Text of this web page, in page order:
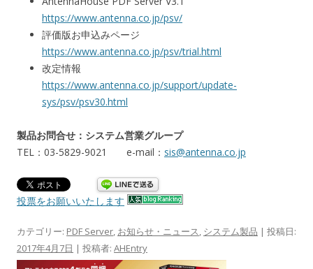
https://www.antenna.co.jp/psv/
評価版お申込みページ
https://www.antenna.co.jp/psv/trial.html
改定情報
https://www.antenna.co.jp/support/update-
sys/psv/psv30.html
製品お問合せ：システム営業グループ
TEL：03-5829-9021 e-mail： sis@antenna.co.jp
投票をお願いいたします
カテゴリー: PDF Server, お知らせ・ニュース, システム製品 | 投稿日:
2017年4月7日 | 投稿者: AHEntry